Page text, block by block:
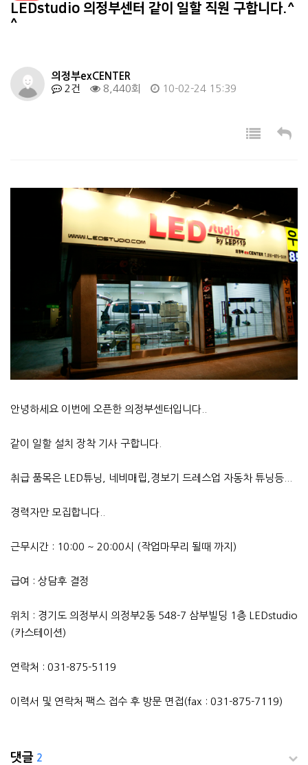
LEDstudio 의정부센터 같이 일할 직원 구합니다.^
^
의정부exCENTER
2건
8,440회 10-02-24 15:39
안녕하세요 이번에 오픈한 의정부센터입니다..
같이 일할 설치 장착 기사 구합니다.
취급 품목은 LED튜닝, 네비매립,경보기 드레스업 자동차 튜닝등...
경력자만 모집합니다..
근무시간 : 10:00 ~ 20:00시 (작업마무리 될때 까지)
급여 : 상담후 결정
위치 : 경기도 의정부시 의정부2동 548-7 삼부빌딩 1층 LEDstudio
(카스테이션)
연락처 : 031-875-5119
이력서 및 연락처 팩스 접수 후 방문 면접(fax : 031-875-7119)
댓글 2